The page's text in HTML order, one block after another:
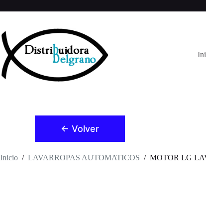
al
← Volver
Inicio / LAVARROPAS AUTOMATICOS / MOTOR LG